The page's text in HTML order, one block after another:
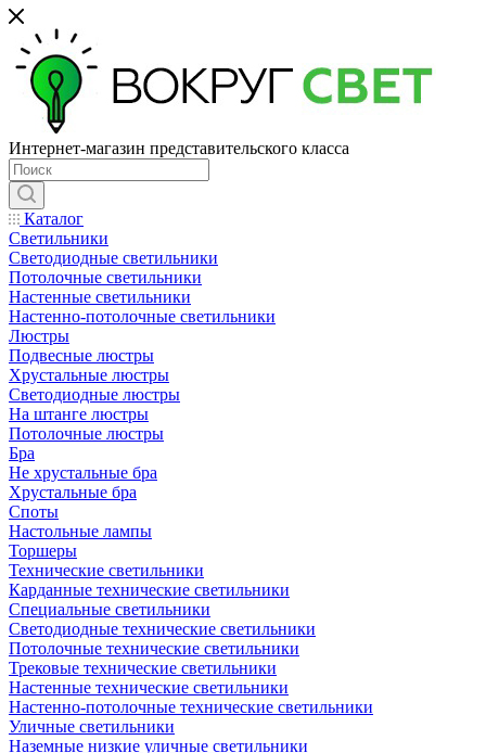
Интернет-магазин представительского класса
Каталог
Светильники
Светодиодные светильники
Потолочные светильники
Настенные светильники
Настенно-потолочные светильники
Люстры
Подвесные люстры
Хрустальные люстры
Светодиодные люстры
На штанге люстры
Потолочные люстры
Бра
Не хрустальные бра
Хрустальные бра
Споты
Настольные лампы
Торшеры
Технические светильники
Карданные технические светильники
Специальные светильники
Светодиодные технические светильники
Потолочные технические светильники
Трековые технические светильники
Настенные технические светильники
Настенно-потолочные технические светильники
Уличные светильники
Наземные низкие уличные светильники